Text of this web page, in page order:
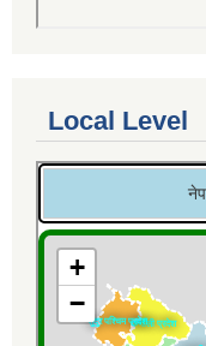
Local Level